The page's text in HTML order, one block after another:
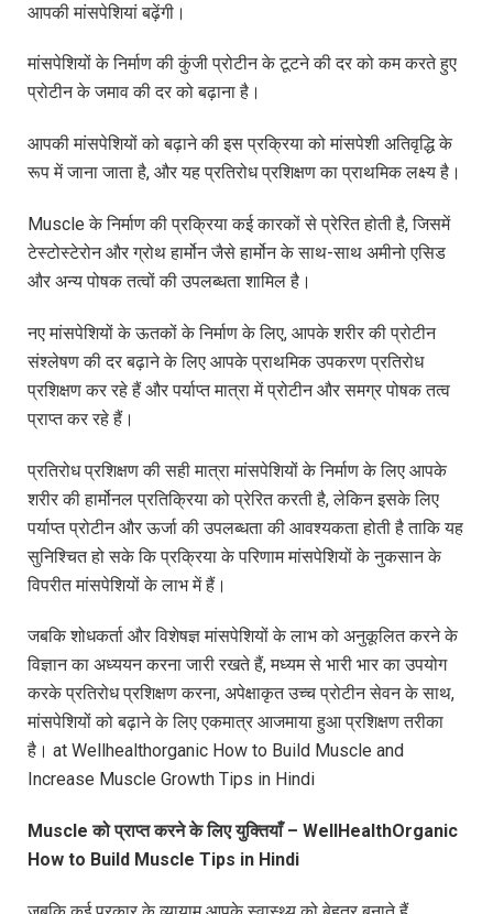
आपकी मांसपेशियां बढ़ेंगी।
मांसपेशियों के निर्माण की कुंजी प्रोटीन के टूटने की दर को कम करते हुए
प्रोटीन के जमाव की दर को बढ़ाना है।
आपकी मांसपेशियों को बढ़ाने की इस प्रक्रिया को मांसपेशी अतिवृद्धि के
रूप में जाना जाता है, और यह प्रतिरोध प्रशिक्षण का प्राथमिक लक्ष्य है।
Muscle के निर्माण की प्रक्रिया कई कारकों से प्रेरित होती है, जिसमें
टेस्टोस्टेरोन और ग्रोथ हार्मोन जैसे हार्मोन के साथ-साथ अमीनो एसिड
और अन्य पोषक तत्वों की उपलब्धता शामिल है।
नए मांसपेशियों के ऊतकों के निर्माण के लिए, आपके शरीर की प्रोटीन
संश्लेषण की दर बढ़ाने के लिए आपके प्राथमिक उपकरण प्रतिरोध
प्रशिक्षण कर रहे हैं और पर्याप्त मात्रा में प्रोटीन और समग्र पोषक तत्व
प्राप्त कर रहे हैं।
प्रतिरोध प्रशिक्षण की सही मात्रा मांसपेशियों के निर्माण के लिए आपके
शरीर की हार्मोनल प्रतिक्रिया को प्रेरित करती है, लेकिन इसके लिए
पर्याप्त प्रोटीन और ऊर्जा की उपलब्धता की आवश्यकता होती है ताकि यह
सुनिश्चित हो सके कि प्रक्रिया के परिणाम मांसपेशियों के नुकसान के
विपरीत मांसपेशियों के लाभ में हैं।
जबकि शोधकर्ता और विशेषज्ञ मांसपेशियों के लाभ को अनुकूलित करने के
विज्ञान का अध्ययन करना जारी रखते हैं, मध्यम से भारी भार का उपयोग
करके प्रतिरोध प्रशिक्षण करना, अपेक्षाकृत उच्च प्रोटीन सेवन के साथ,
मांसपेशियों को बढ़ाने के लिए एकमात्र आजमाया हुआ प्रशिक्षण तरीका
है। at Wellhealthorganic How to Build Muscle and
Increase Muscle Growth Tips in Hindi
Muscleको प्राप्त करने के लिए युक्तियाँ– WellHealthOrganic
How to Build Muscle Tips in Hindi